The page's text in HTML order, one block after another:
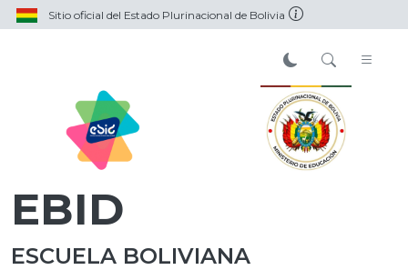
Sitio oficial del Estado Plurinacional de Bolivia
EBID
ESCUELA BOLIVIANA